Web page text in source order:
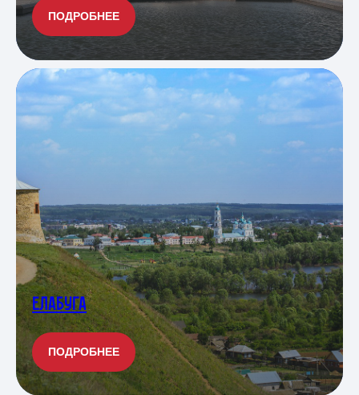
ПОДРОБНЕЕ
ЕЛАБУГА
ПОДРОБНЕЕ